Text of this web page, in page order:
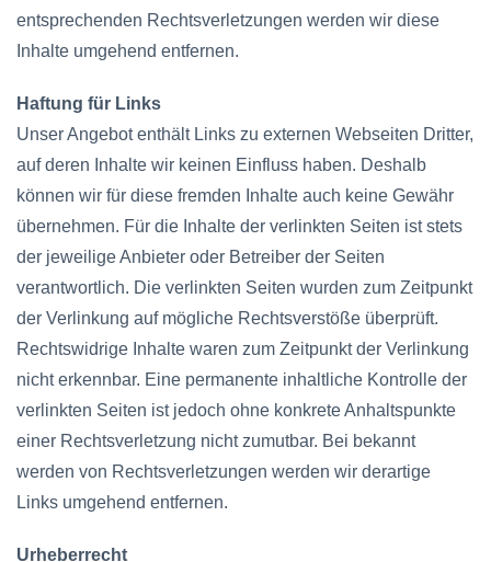
entsprechenden Rechtsverletzungen werden wir diese
Inhalte umgehend entfernen.
Haftung für Links
Unser Angebot enthält Links zu externen Webseiten Dritter,
auf deren Inhalte wir keinen Einfluss haben. Deshalb
können wir für diese fremden Inhalte auch keine Gewähr
übernehmen. Für die Inhalte der verlinkten Seiten ist stets
der jeweilige Anbieter oder Betreiber der Seiten
verantwortlich. Die verlinkten Seiten wurden zum Zeitpunkt
der Verlinkung auf mögliche Rechtsverstöße überprüft.
Rechtswidrige Inhalte waren zum Zeitpunkt der Verlinkung
nicht erkennbar. Eine permanente inhaltliche Kontrolle der
verlinkten Seiten ist jedoch ohne konkrete Anhaltspunkte
einer Rechtsverletzung nicht zumutbar. Bei bekannt
werden von Rechtsverletzungen werden wir derartige
Links umgehend entfernen.
Urheberrecht